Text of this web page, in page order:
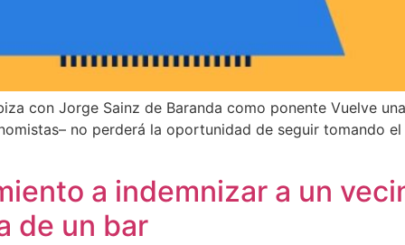
con Jorge Sainz de Baranda como ponente Vuelve
no perderá la oportunidad de seguir tomando
a indemnizar a un
de un bar